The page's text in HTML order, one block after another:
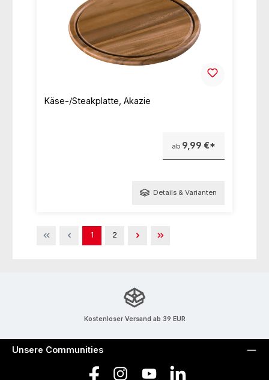
Käse-/Steakplatte, Akazie
ab 9,99 €*
Details & Varianten
Seite
1 Seite
2
Kostenloser Versand ab 39 EUR
Unsere Communities
Facebook Instagram YouTube LinkedIn